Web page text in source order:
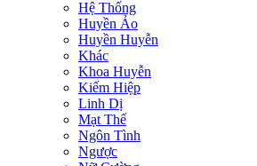
Hệ Thống
Huyền Ảo
Huyền Huyễn
Khác
Khoa Huyễn
Kiếm Hiệp
Linh Dị
Mạt Thế
Ngôn Tình
Ngược